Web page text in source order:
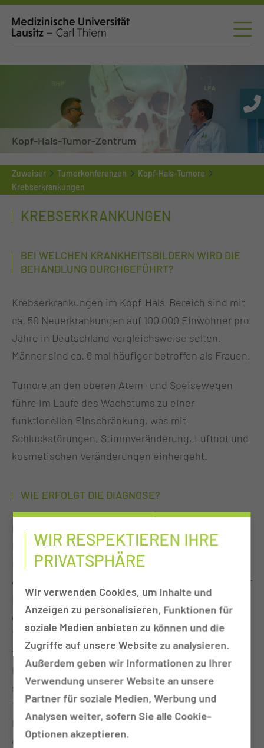
Kopf-Hals-Tumor-Zentrum
Zuweiser Tumorkonferenzen
Kopf-Hals-Tumore
Krebserkrankungen
KREBSERKRANKUNGEN
BEI WELCHEN KRANKHEITSBILDERN WIRD DIE
BEHANDLUNG DURCHGEFÜHRT?
Krebserkrankungen im Kopf-Hals-Bereich sind mit
ca. 50 Neuerkrankungen auf 100 000 Einwohner pro
Jahre in Deutschland vergleichsweise selten.
Männer sind ca. 6 mal häufiger betroffen als Frauen.
Tumore an den oberen Atem- und Speisewegen
führe im Laufe des Wachstums zu einer
funktionellen Einschränkung, was mit
Schluckstörungen, Stimmveränderung, Luftnot und
kosmetischen Veränderungen einhergeht.
WIE ERFOLGT DIE DIAGNOSE?
Klinik für Hals-Nasen-Ohrenkrankheiten oder die
Klinik für Mund-, Kiefer- und Gesichtschirurgie
geführt. Im Rahmen der Diagnostik werden CT- oder
MRT-Untersuchungen des Körpers angefertigt. In
einer Endoskopischen Untersuchung des
Tumorgebietes in Narkose wird eine Probe zur
feingeweblichen Untersuchung genommen. Nach
Bestätigung der Verdachtsdiagnose wird da
sweitere Vorgehen mit Ihnen besprochen. Die
Therapiefindung, Durchführung und
Nachbehandlung findet interdisziplinär gesteuert
durch das Kopf-Hals-Tumorzentrum statt.
WIR RESPEKTIEREN IHRE
PRIVATSPHÄRE
Wir verwenden Cookies, um Inhalte und
Anzeigen zu personalisieren, Funktionen für
soziale Medien anbieten zu können und die
Zugriffe auf unsere Website zu analysieren.
Außerdem geben wir Informationen zu Ihrer
Verwendung unserer Website an unsere
Partner für soziale Medien, Werbung und
Analysen weiter, sofern Sie alle Cookie-
Optionen akzeptieren.